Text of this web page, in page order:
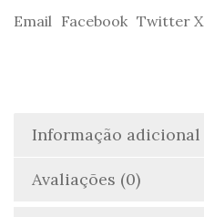
Email Facebook Twitter X
Informação adicional
Avaliações (0)